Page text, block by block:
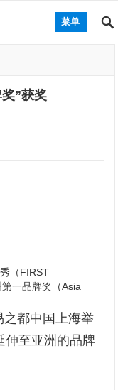
菜单
”获奖
（FIRST
一品牌奖（Asia
之都中国上海举
伸至亚洲的品牌